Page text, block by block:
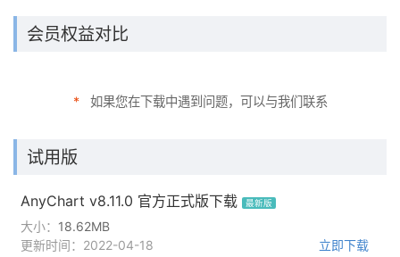
会员权益对比
* 如果您在下载中遇到问题，可以与我们联系
试用版
AnyChart v8.11.0 官方正式版下载 最新版
大小： 18.62MB
更新时间：2022-04-18
立即下载